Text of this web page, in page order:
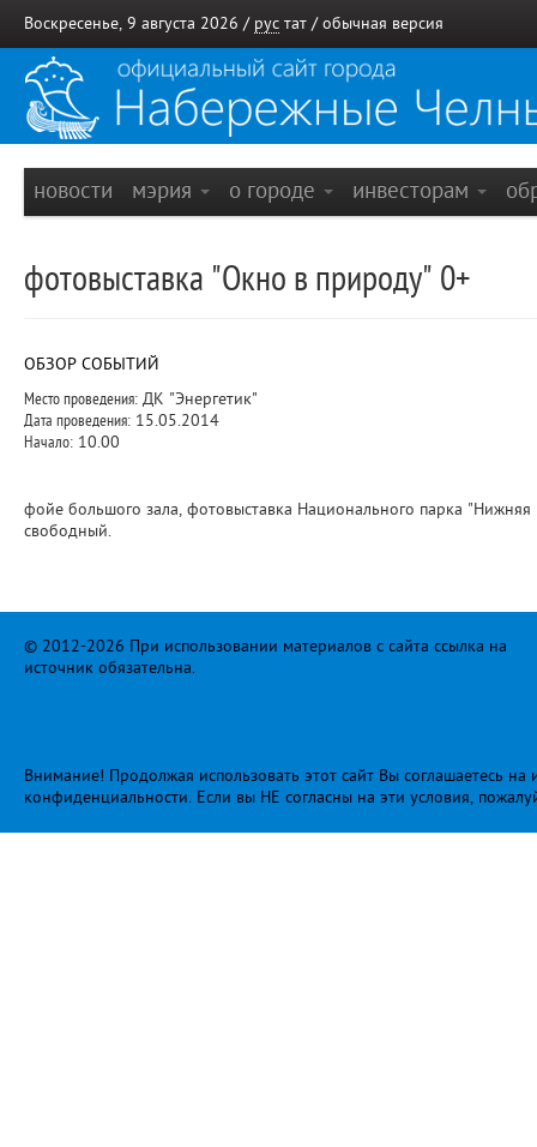
Воскресенье, 9 августа 2026 / рус тат / обычная версия
новости мэрия о городе инвесторам
фотовыставка "Окно в природу" 0+
ОБЗОР СОБЫТИЙ
Место проведения: ДК "Энергетик"
Дата проведения: 15.05.2014
Начало: 10.00
фойе большого зала, фотовыставка Национального парка
свободный.
© 2012-2026 При использовании материалов с сайта ссылка на
источник обязательна.
Внимание! Продолжая использовать этот сайт Вы соглашаетесь
конфиденциальности. Если вы НЕ согласны на эти условия,